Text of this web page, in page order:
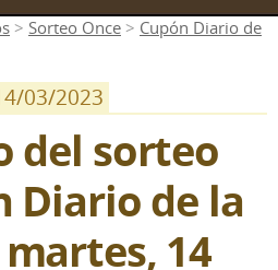
> Sorteo Once > Cupón Diario de
03/2023
del sorteo
Diario de la
martes, 14